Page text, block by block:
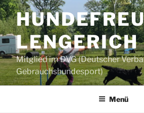
Zum
Inhalt
springen
LENGERICH
Mitglied im DVG (Deutscher
Gebrauchshundesport)
Menü